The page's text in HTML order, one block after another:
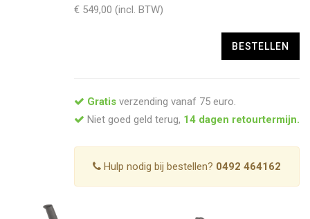
€ 549,00 (incl. BTW)
Gratis verzending vanaf 75 euro.
Niet goed geld terug, 14 dagen retourtermijn.
Hulp nodig bij bestellen? 0492 464162